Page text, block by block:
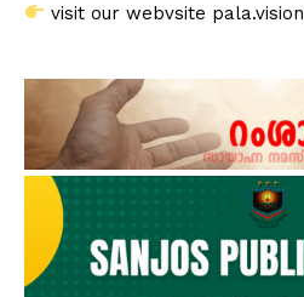
visit our webvsite pala.vision